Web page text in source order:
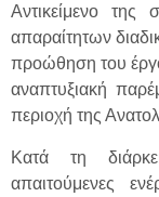
Αντικείμενο
απαραίτητων
προώθηση του
αναπτυξιακή
περιοχή της
Κατά τη
απαιτούμενες